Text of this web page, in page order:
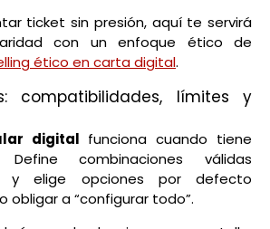
ticket sin presión, aquí te servirá
con un enfoque ético de
ético en carta digital.
compatibilidades, límites y
digital funciona cuando tiene
combinaciones válidas
y elige opciones por defecto
obligar a “configurar todo”.